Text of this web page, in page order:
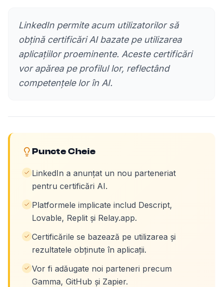
LinkedIn permite acum utilizatorilor să
obțină certificări AI bazate pe utilizarea
aplicațiilor proeminente. Aceste certificări
vor apărea pe profilul lor, reflectând
competențele lor în AI.
Puncte Cheie
LinkedIn a anunțat un nou parteneriat
pentru certificări AI.
Platformele implicate includ Descript,
Lovable, Replit și Relay.app.
Certificările se bazează pe utilizarea și
rezultatele obținute în aplicații.
Vor fi adăugate noi parteneri precum
Gamma, GitHub și Zapier.